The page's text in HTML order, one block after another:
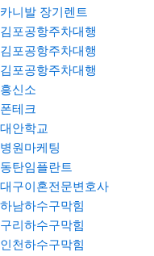
카니발 장기렌트
김포공항주차대행
김포공항주차대행
김포공항주차대행
흥신소
폰테크
대안학교
병원마케팅
동탄임플란트
대구이혼전문변호사
하남하수구막힘
구리하수구막힘
인천하수구막힘